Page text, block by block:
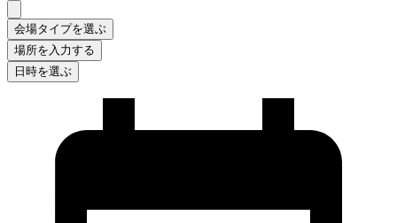
会場タイプを選ぶ
場所を入力する
日時を選ぶ